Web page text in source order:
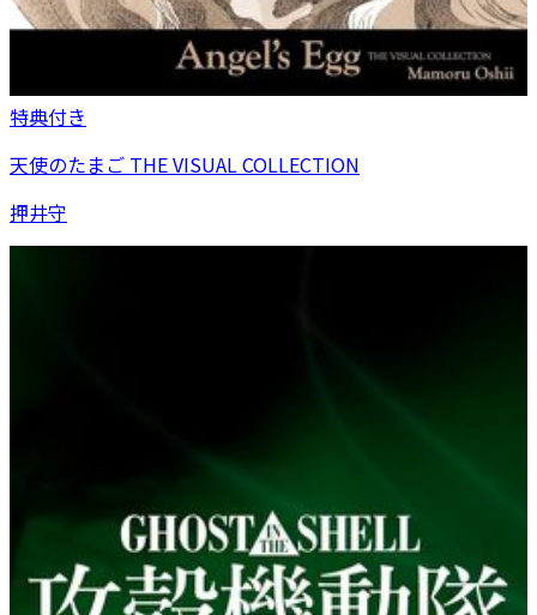
特典付き
天使のたまご THE VISUAL COLLECTION
押井守